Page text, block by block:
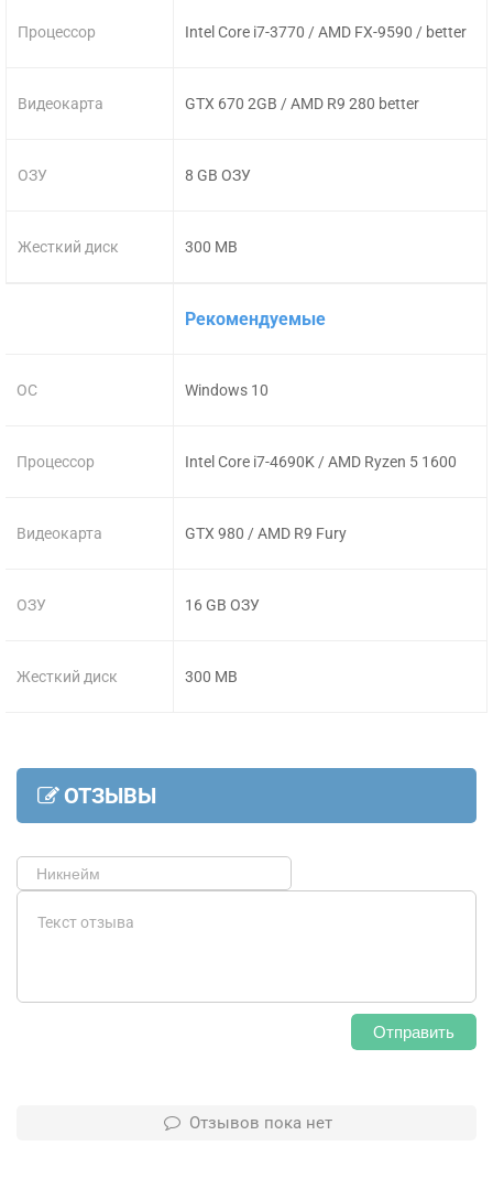
Процессор
Видеокарта
ОЗУ
Жесткий диск
Intel Core i7-3770 / AMD FX-9590 / better
GTX 670 2GB / AMD R9 280 better
8 GB ОЗУ
300 MB
ОС
Процессор
Видеокарта
ОЗУ
Жесткий диск
Рекомендуемые
Windows 10
Intel Core i7-4690K / AMD Ryzen 5 1600
GTX 980 / AMD R9 Fury
16 GB ОЗУ
300 MB
ОТЗЫВЫ
Отправить
Отзывов пока нет